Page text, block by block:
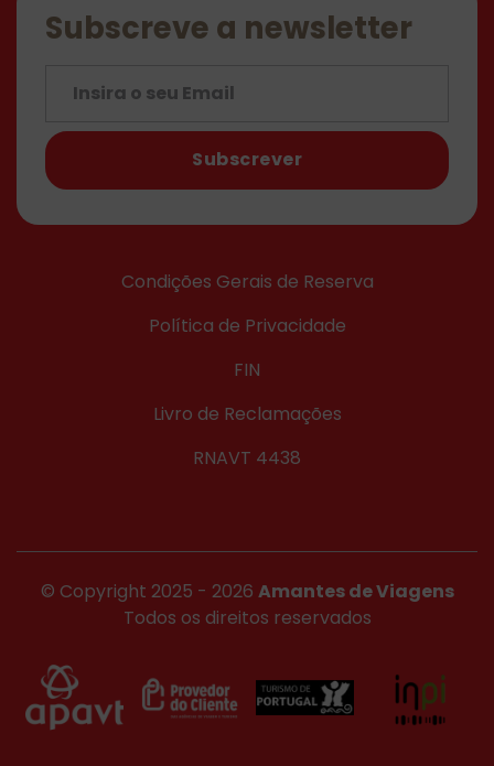
Subscreve a newsletter
Subscrever
Condições Gerais de Reserva
Política de Privacidade
FIN
Livro de Reclamações
RNAVT 4438
© Copyright 2025 - 2026 Amantes de Viagens
Todos os direitos reservados